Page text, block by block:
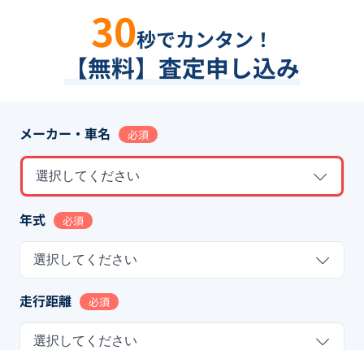
30秒でカンタン！
【無料】査定申し込み
メーカー・車名 必須
選択してください
年式 必須
選択してください
走行距離 必須
選択してください